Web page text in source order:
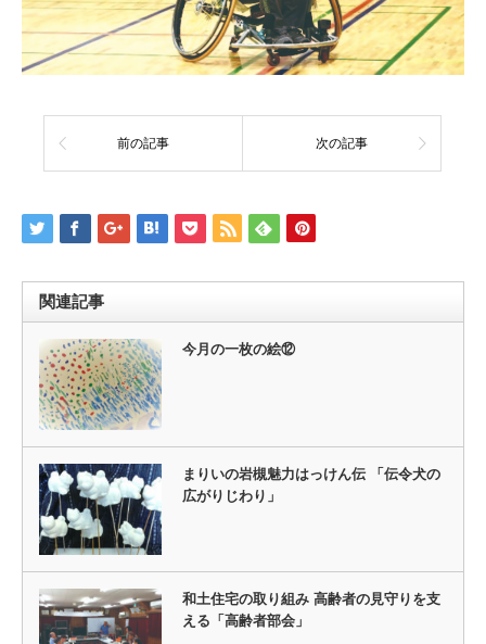
前の記事 次の記事
関連記事
今月の一枚の絵⑫
まりいの岩槻魅力はっけん伝 「伝令犬の
広がりじわり」
和土住宅の取り組み 高齢者の見守りを支
える「高齢者部会」